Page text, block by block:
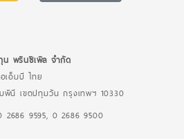
น พรินซิเพิล จำกัด
เอ็มบี ไทย
พินี เขตปทุมวัน กรุงเทพฯ 10330
2686 9595, 0 2686 9500